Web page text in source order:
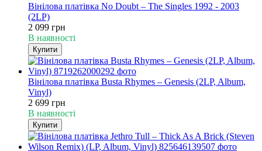
Вінілова платівка No Doubt – The Singles 1992 - 2003
(2LP)
2 099 грн
В наявності
Купити
Вінілова платівка Busta Rhymes – Genesis (2LP, Album,
Vinyl)
2 699 грн
В наявності
Купити